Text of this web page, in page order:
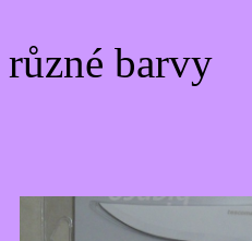
různé barvy